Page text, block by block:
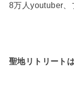
8万人youtuber、
聖地リトリート